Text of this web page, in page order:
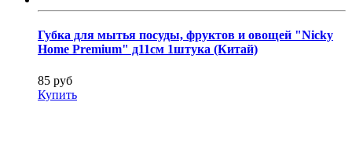
Губка для мытья посуды, фруктов и овощей "Nicky
Home Premium" д11см 1штука (Китай)
85 руб
Купить